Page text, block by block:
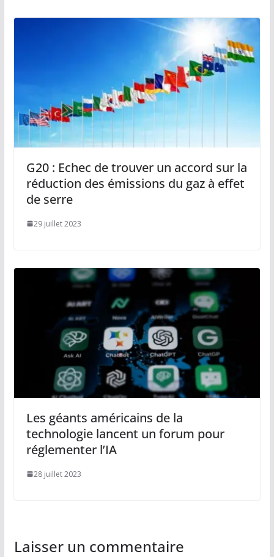
G20 : Echec de trouver un accord sur la
réduction des émissions du gaz à effet
de serre
29 juillet 2023
Les géants américains de la
technologie lancent un forum pour
réglementer l’IA
28 juillet 2023
Laisser un commentaire